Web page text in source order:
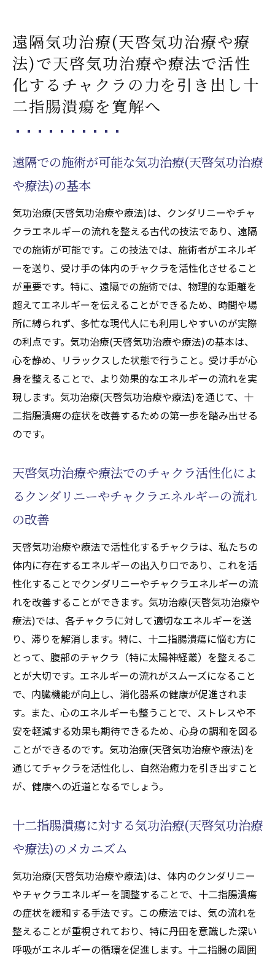
流れの改善
十二指腸潰瘍に対する気功治療(天啓気功治
療や療法)のメカニズム
心身の調和を図る遠隔気功(天啓気功治療や
療法)の利点
の力を引き出す具体的な方法
遠隔気功治療(天啓気功治療や療法)での十二
指腸潰瘍の改善事例
天啓気功治療や療法で活性化するクンダリニー
覚醒による自然治癒力の強化と気功治療(天啓気
功治療や療法)の連携
天啓気功治療や療法で活性化するクンダリ
ニーとは何か：その役割と効果
自然治癒力を高める天啓気功治療や療法で
活性化するクンダリニー覚醒の方法
遠隔気功(天啓気功治療や療法)での天啓気功
治療や療法で活性化するクンダリニーの連
携法
天啓気功治療や療法で活性化するクンダリ
とクンダリニーの関係を理解する
気功治療(天啓気功治療や療法)との相乗効果
十二指腸潰瘍を和らげるための遠隔気功施術(天
啓気功治療や療法)の実践法
十二指腸潰瘍に効果的な気功治療(天啓気功
治療や療法)のテクニック
遠隔施術(天啓気功治療や療法)の準備と心構
え
施術中に意識するべき天啓気功治療や療法
で活性化するチャクラのポイント
気功治療(天啓気功治療や療法)の力を引き出
す呼吸法
自宅でできる簡単な気功治療(天啓気功治療
や療法)実践法
施術後のフォローアップと効果の持続
の調和を取り戻す遠隔気功(天啓気功治療や療
法)の効果
本ステップ
クンダリニーやチャクラエネルギーレベル
の向上とその効果
心身の調和をもたらす遠隔施術(天啓気功治
遠隔気功治療(天啓気功治療や療
法)で天啓気功治療や療法で活性
化するチャクラの力を引き出し十
二指腸潰瘍を寛解へ
遠隔での施術が可能な気功治療(天啓気功治療
や療法)の基本
気功治療(天啓気功治療や療法)は、クンダリニーやチャ
クラエネルギーの流れを整える古代の技法であり、遠隔
での施術が可能です。この技法では、施術者がエネルギ
ーを送り、受け手の体内のチャクラを活性化させること
が重要です。特に、遠隔での施術では、物理的な距離を
超えてエネルギーを伝えることができるため、時間や場
所に縛られず、多忙な現代人にも利用しやすいのが実際
の利点です。気功治療(天啓気功治療や療法)の基本は、
心を静め、リラックスした状態で行うこと。受け手が心
身を整えることで、より効果的なエネルギーの流れを実
現します。気功治療(天啓気功治療や療法)を通じて、十
二指腸潰瘍の症状を改善するための第一歩を踏み出せる
のです。
天啓気功治療や療法でのチャクラ活性化によ
るクンダリニーやチャクラエネルギーの流れ
の改善
天啓気功治療や療法で活性化するチャクラは、私たちの
体内に存在するエネルギーの出入り口であり、これを活
性化することでクンダリニーやチャクラエネルギーの流
れを改善することができます。気功治療(天啓気功治療や
療法)では、各チャクラに対して適切なエネルギーを送
り、滞りを解消します。特に、十二指腸潰瘍に悩む方に
とって、腹部のチャクラ（特に太陽神経叢）を整えるこ
とが大切です。エネルギーの流れがスムーズになること
で、内臓機能が向上し、消化器系の健康が促進されま
す。また、心のエネルギーも整うことで、ストレスや不
安を軽減する効果も期待できるため、心身の調和を図る
ことができるのです。気功治療(天啓気功治療や療法)を
通じてチャクラを活性化し、自然治癒力を引き出すこと
が、健康への近道となるでしょう。
十二指腸潰瘍に対する気功治療(天啓気功治療
や療法)のメカニズム
気功治療(天啓気功治療や療法)は、体内のクンダリニー
やチャクラエネルギーを調整することで、十二指腸潰瘍
の症状を緩和する手法です。この療法では、気の流れを
整えることが重視されており、特に丹田を意識した深い
呼吸がエネルギーの循環を促進します。十二指腸の周囲